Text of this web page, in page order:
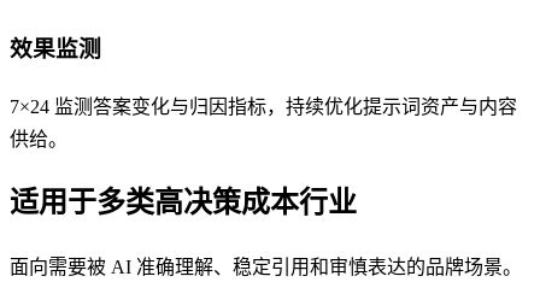
效果监测
7×24 监测答案变化与归因指标，持续优化提示词资产与内容
供给。
适用于多类高决策成本行业
面向需要被 AI 准确理解、稳定引用和审慎表达的品牌场景。